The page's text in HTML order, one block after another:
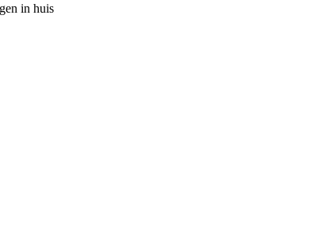
in huis